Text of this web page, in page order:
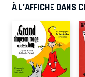
À L’AFFICHE DANS